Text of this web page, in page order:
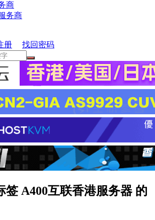
商
务商
册 找回密码
签 A400互联香港服务器 的